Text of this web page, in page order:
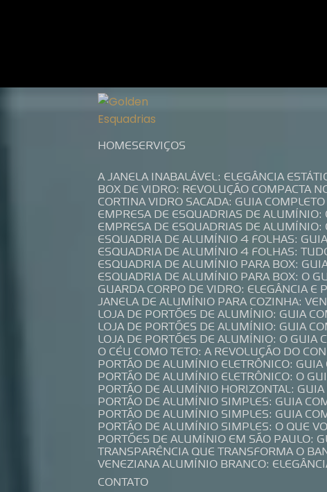
HOME SERVIÇOS
A JANELA INABALÁVEL: ELEGÂNCIA
BOX DE VIDRO: REVOLUÇÃO COMPACTA
CORTINA VIDRO SACADA: GUIA
EMPRESA DE ESQUADRIAS DE
EMPRESA DE ESQUADRIAS DE
ESQUADRIA DE ALUMÍNIO 4 FOLHAS:
ESQUADRIA DE ALUMÍNIO 4 FOLHAS:
ESQUADRIA DE ALUMÍNIO PARA BOX:
ESQUADRIA DE ALUMÍNIO PARA BOX: O
GUARDA CORPO DE VIDRO: ELEGÂNCIA
JANELA DE ALUMÍNIO PARA COZINHA:
LOJA DE PORTÕES DE ALUMÍNIO: GUIA
LOJA DE PORTÕES DE ALUMÍNIO: GUIA
LOJA DE PORTÕES DE ALUMÍNIO: O GUIA
O CÉU COMO TETO: A REVOLUÇÃO DO
PORTÃO DE ALUMÍNIO ELETRÔNICO:
PORTÃO DE ALUMÍNIO ELETRÔNICO: O
PORTÃO DE ALUMÍNIO HORIZONTAL:
PORTÃO DE ALUMÍNIO SIMPLES: GUIA
PORTÃO DE ALUMÍNIO SIMPLES: GUIA
PORTÃO DE ALUMÍNIO SIMPLES: O QUE
PORTÕES DE ALUMÍNIO EM SÃO PAULO:
TRANSPARÊNCIA QUE TRANSFORMA O
VENEZIANA ALUMÍNIO BRANCO:
CONTATO